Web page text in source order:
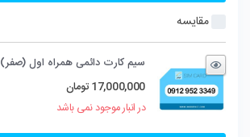
مقایسه
سیم کارت دائمی همراه اول (صفر)
17,000,000 تومان
در انبار موجود نمی باشد